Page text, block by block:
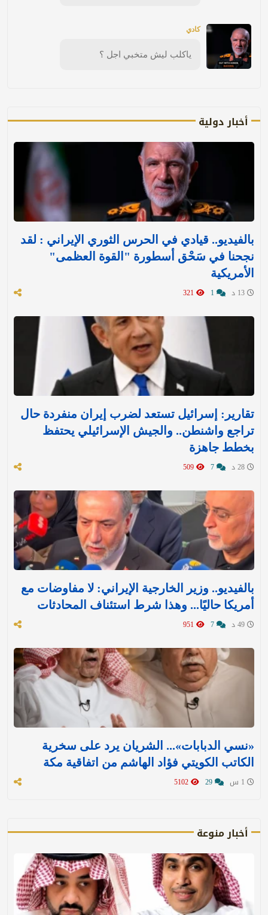
كادي
ياكلب ليش متخبي اجل ؟
أخبار دولية
بالفيديو.. قيادي في الحرس الثوري الإيراني : لقد
نجحنا في سَحْق أسطورة "القوة العظمى"
الأمريكية
تقارير: إسرائيل تستعد لضرب إيران منفردة حال
تراجع واشنطن.. والجيش الإسرائيلي يحتفظ
بخطط جاهزة
بالفيديو.. وزير الخارجية الإيراني: لا مفاوضات مع
أمريكا حاليًا... وهذا شرط استئناف المحادثات
«نسي الدبابات»... الشريان يرد على سخرية
الكاتب الكويتي فؤاد الهاشم من اتفاقية مكة
أخبار منوعة